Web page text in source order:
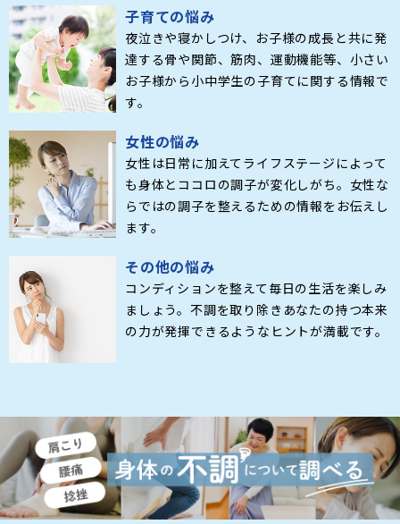
子育ての悩み
夜泣きや寝かしつけ、お子様の成長と共に発
達する骨や関節、筋肉、運動機能等、小さい
お子様から小中学生の子育てに関する情報で
す。
女性の悩み
女性は日常に加えてライフステージによって
も身体とココロの調子が変化しがち。女性な
らではの調子を整えるための情報をお伝えし
ます。
その他の悩み
コンディションを整えて毎日の生活を楽しみ
ましょう。不調を取り除きあなたの持つ本来
の力が発揮できるようなヒントが満載です。